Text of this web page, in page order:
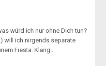
würd ich nur ohne Dich tun?
will ich nirgends separate
Fiesta: Klang...